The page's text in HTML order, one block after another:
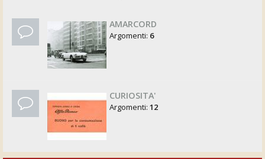
AMARCORD
Argomenti: 6
CURIOSITA'
Argomenti: 12